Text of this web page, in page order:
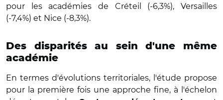
pour les académies de Créteil (-6,3%), Versailles
(-7,4%) et Nice (-8,3%).
Des disparités au sein d'une même
académie
En termes d'évolutions territoriales, l'étude propose
pour la première fois une approche fine, à l'échelon